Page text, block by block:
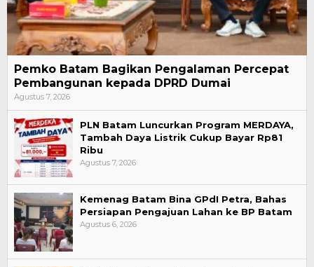
Pemko Batam Bagikan Pengalaman Percepat
Pembangunan kepada DPRD Dumai
Agustus 7, 2026
PLN Batam Luncurkan Program MERDAYA,
Tambah Daya Listrik Cukup Bayar Rp81
Ribu
Agustus 7, 2026
Kemenag Batam Bina GPdI Petra, Bahas
Persiapan Pengajuan Lahan ke BP Batam
Agustus 6, 2026